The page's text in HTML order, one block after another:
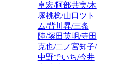
卓宏/阿部共実/木
塚桃檎/山口ツト
ム/背川昇/三条
陸/塚田英明/寺田
克也/二ノ宮知子/
中野でいち/今井